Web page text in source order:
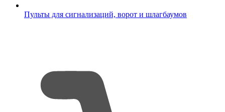
Пульты для сигнализаций, ворот и шлагбаумов